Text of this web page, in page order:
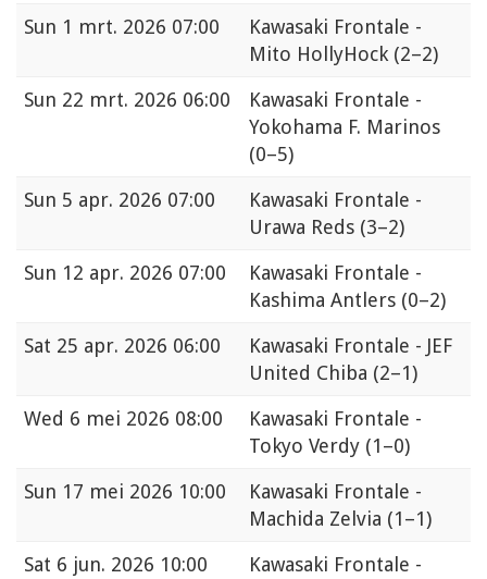
Sun 1 mrt. 2026 07:00
Kawasaki Frontale -
Mito HollyHock (2–2)
Sun 22 mrt. 2026 06:00
Kawasaki Frontale -
Yokohama F. Marinos
(0–5)
Sun 5 apr. 2026 07:00
Kawasaki Frontale -
Urawa Reds (3–2)
Sun 12 apr. 2026 07:00
Kawasaki Frontale -
Kashima Antlers (0–2)
Sat 25 apr. 2026 06:00
Kawasaki Frontale - JEF
United Chiba (2–1)
Wed 6 mei 2026 08:00
Kawasaki Frontale -
Tokyo Verdy (1–0)
Sun 17 mei 2026 10:00
Kawasaki Frontale -
Machida Zelvia (1–1)
Sat 6 jun. 2026 10:00 Kawasaki Frontale -